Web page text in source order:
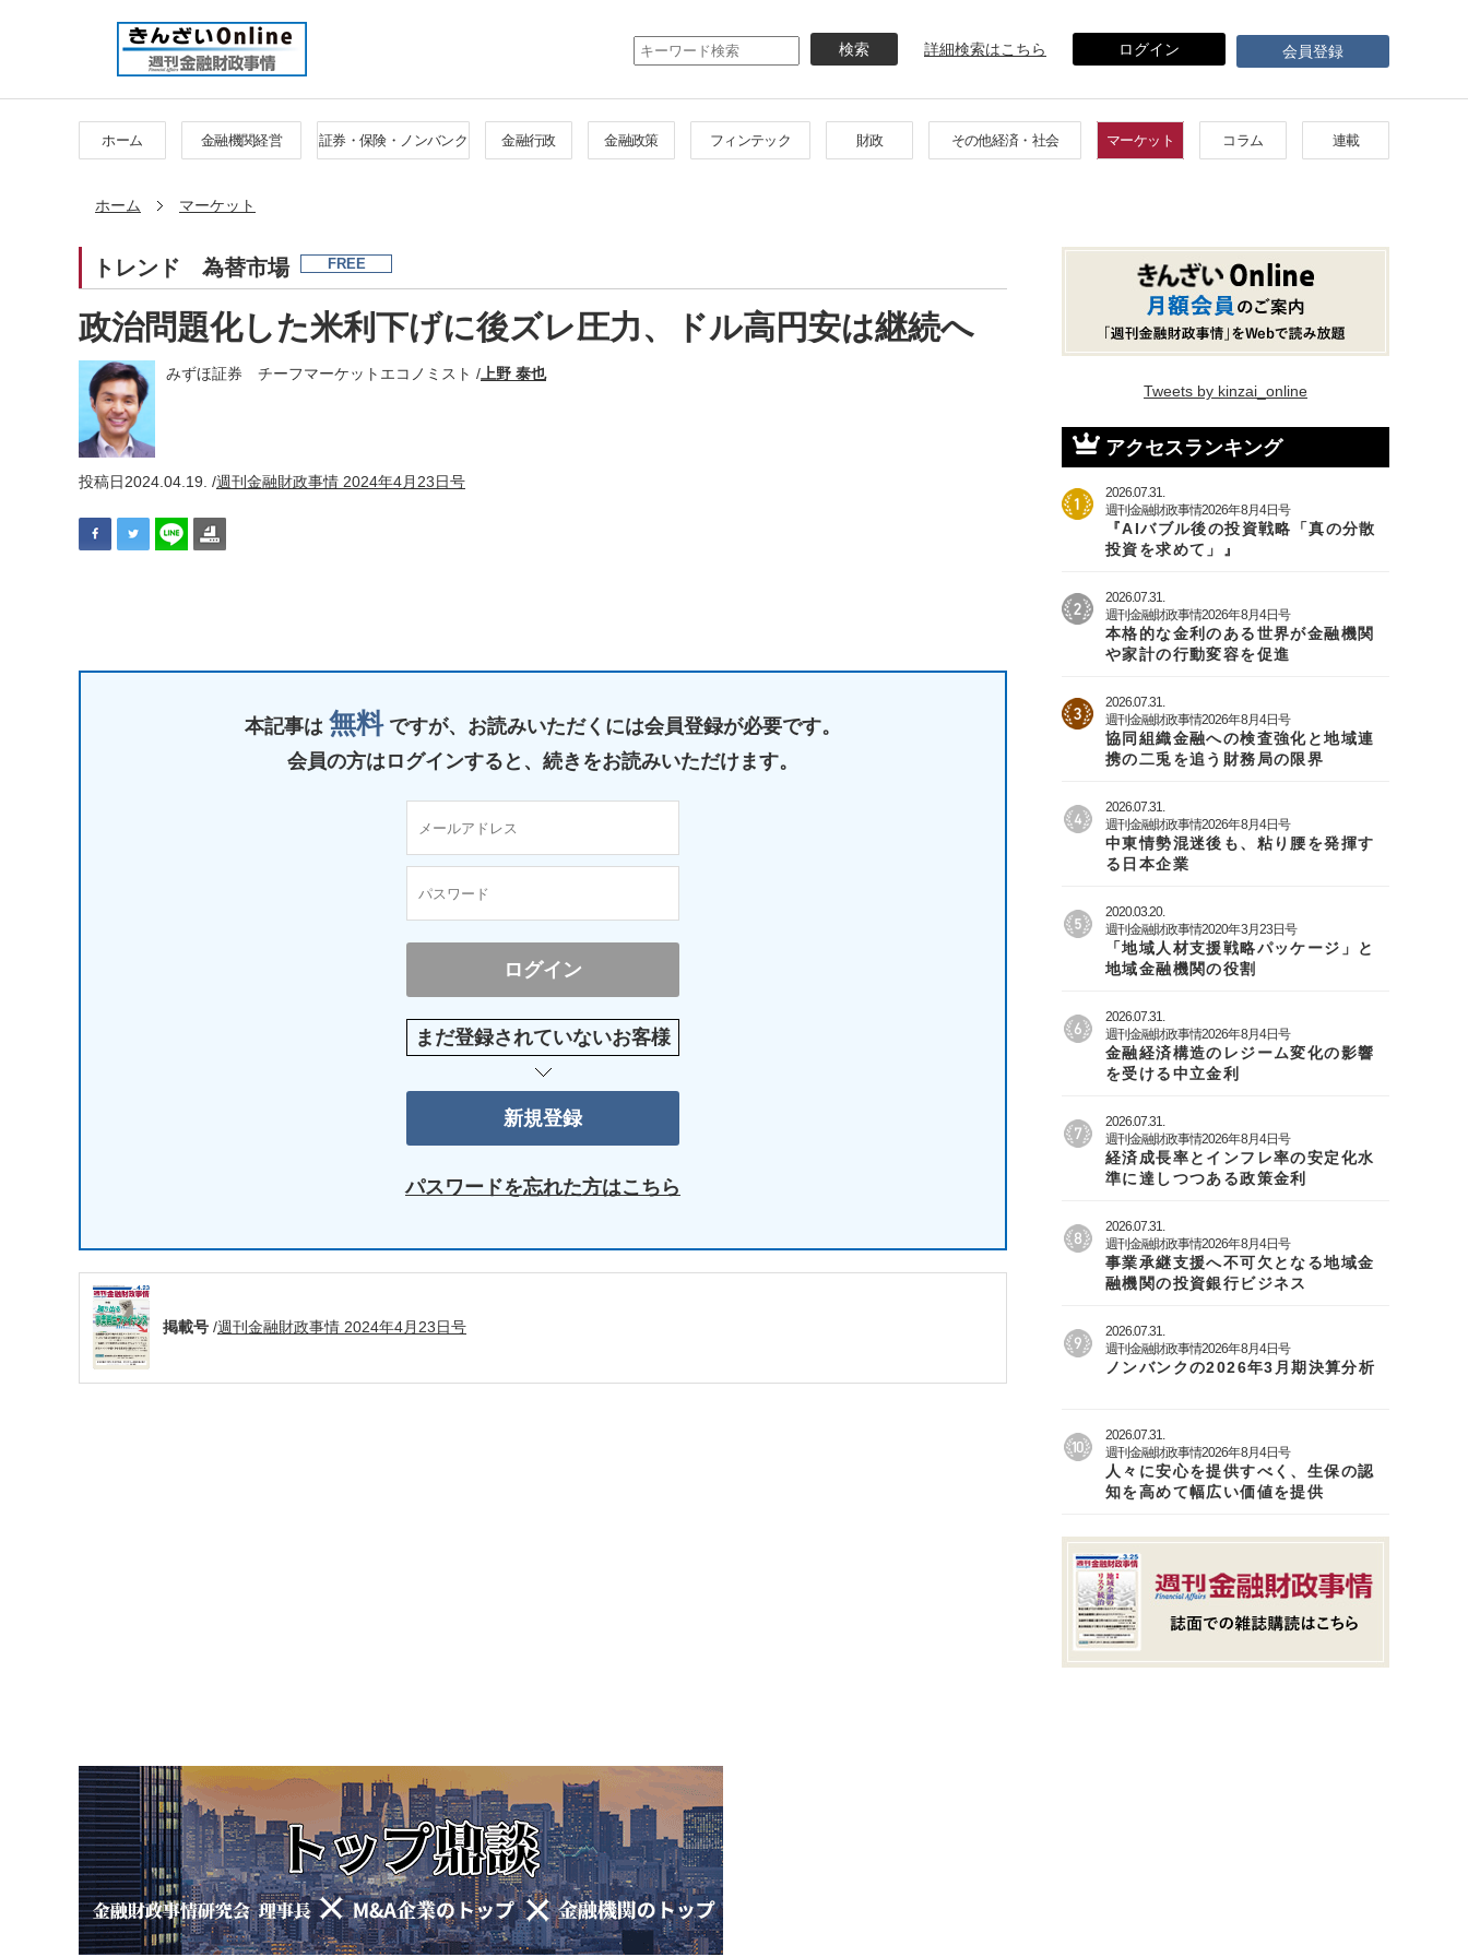
イ
ン
テ
ン
詳細検索はこちら ログイン 会員登録
ホーム 金融機関経営 証券・保険・ノンバンク 金融行政 金融政策 フィンテック 財政 その他経済・社会 マーケット コラム 連載
ホーム マーケット
トレンド 為替市場 FREE
政治問題化した米利下げに後ズレ圧力、ドル高円安は継続へ
みずほ証券 チーフマーケットエコノミスト / 上野 泰也
投稿日2024.04.19. /週刊金融財政事情 2024年4月23日号
本記事は 無料 ですが、 お読みいただくには会員登録が必要です。
会員の方はログインすると、 続きをお読みいただけます。
まだ登録されていないお客様
パスワードを忘れた方はこちら
掲載号 /週刊金融財政事情 2024年4月23日号
Tweets by kinzai_online
アクセスランキング
2026.07.31.
週刊金融財政事情2026年8月4日号
『AIバブル後の投資戦略「真の分散
投資を求めて」』
2026.07.31.
週刊金融財政事情2026年8月4日号
本格的な金利のある世界が金融機関
や家計の行動変容を促進
2026.07.31.
週刊金融財政事情2026年8月4日号
協同組織金融への検査強化と地域連
携の二兎を追う財務局の限界
2026.07.31.
週刊金融財政事情2026年8月4日号
中東情勢混迷後も、粘り腰を発揮す
る日本企業
2020.03.20.
週刊金融財政事情2020年3月23日号
「地域人材支援戦略パッケージ」と
地域金融機関の役割
2026.07.31.
週刊金融財政事情2026年8月4日号
金融経済構造のレジーム変化の影響
を受ける中立金利
2026.07.31.
週刊金融財政事情2026年8月4日号
経済成長率とインフレ率の安定化水
準に達しつつある政策金利
2026.07.31.
週刊金融財政事情2026年8月4日号
事業承継支援へ不可欠となる地域金
融機関の投資銀行ビジネス
2026.07.31.
週刊金融財政事情2026年8月4日号
ノンバンクの2026年3月期決算分析
2026.07.31.
週刊金融財政事情2026年8月4日号
人々に安心を提供すべく、生保の認
知を高めて幅広い価値を提供